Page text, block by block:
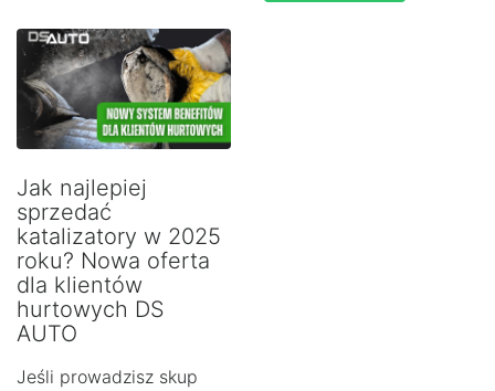
Jak najlepiej
sprzedać
katalizatory w 2025
roku? Nowa oferta
dla klientów
hurtowych DS
AUTO
Jeśli prowadzisz skup